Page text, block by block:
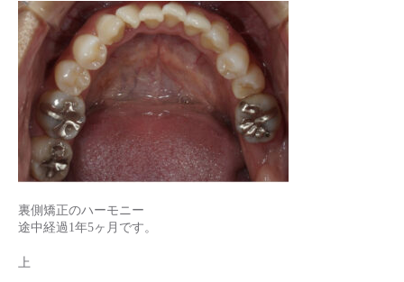
裏側矯正のハーモニー
途中経過1年5ヶ月です。
上